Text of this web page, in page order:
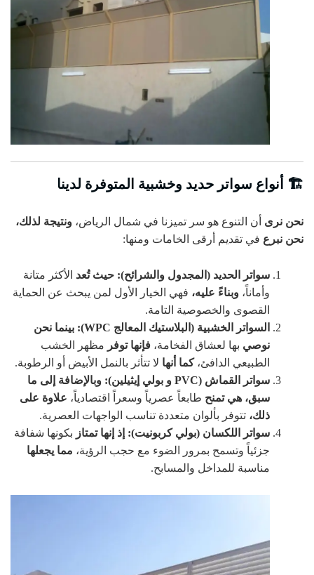
🏗️ أنواع سواتر حديد وخشبية المتوفرة لدينا
نحن نرى أن التنوع هو سر تميزنا في شمال الرياض، ونتيجة لذلك،
نحن نبرع في تقديم أرقى الخامات ومنها:
سواتر الحديد (المجدول والشرائح): حيث تُعد الأكثر متانة
وأماناً، وبناءً عليه، فهي الخيار الأول لمن يبحث عن الحماية
القصوى والخصوصية التامة.
السواتر الخشبية (البلاستيك المعالج WPC):
بينما نحن
نوصي بها لعشاق الفخامة، فإنها توفر مظهر الخشب
الطبيعي الدافئ،كما أنها لا تتأثر بالنمل الأبيض أو الرطوبة.
سواتر القماش (PVC و بولي إيثيلين):
وبالإضافة إلى ما
سبق، هي تمنح طابعاً عصرياً وسعراً اقتصادياً، علاوة على
ذلك، تتوفر بألوان متعددة تناسب الواجهات العصرية.
سواتر اللكسان (بولي كربونيت): إذ إنها تمتاز بكونها شفافة
جزئياً وتسمح بمرور الضوء مع حجب الرؤية، مما يجعلها
مناسبة للمداخل والمسابح.